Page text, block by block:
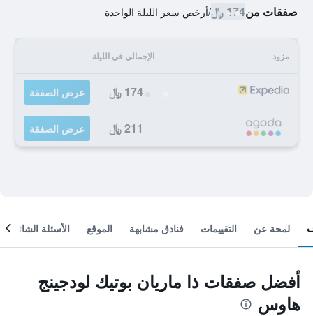
صفقات من174 ﷼ /أرخص سعر الليلة الواحدة
مزود الإجمالي في الليلة
174 ﷼ عرض الصفقة
211 ﷼ عرض الصفقة
لمحة عن التقييمات فنادق مشابهة الموقع الأسئلة الشائعة
أفضل صفقات ذا ماريان بوتيك لودجينج
هاوس